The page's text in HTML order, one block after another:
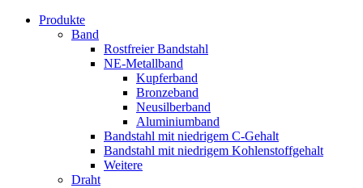
Produkte
Band
Rostfreier Bandstahl
NE-Metallband
Kupferband
Bronzeband
Neusilberband
Aluminiumband
Bandstahl mit niedrigem C-Gehalt
Bandstahl mit niedrigem Kohlenstoffgehalt
Weitere
Draht